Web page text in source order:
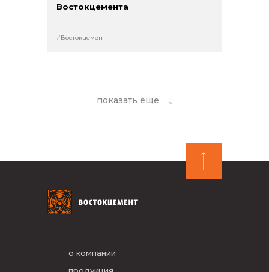
Востокцемента
Востокцемент
показать еще
о компании